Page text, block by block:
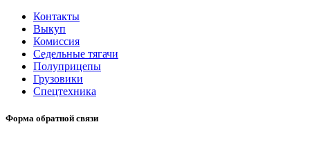
Контакты
Выкуп
Комиссия
Седельные тягачи
Полуприцепы
Грузовики
Спецтехника
Форма обратной связи